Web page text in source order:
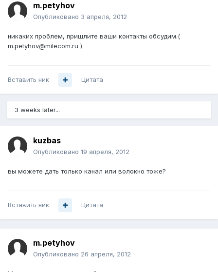
m.petyhov
Опубликовано 3 апреля, 2012
никаких проблем, пришлите ваши контакты обсудим.(
m.petyhov@milecom.ru )
Вставить ник Цитата
3 weeks later...
kuzbas
Опубликовано 19 апреля, 2012
вы можете дать только канал или волокно тоже?
Вставить ник Цитата
m.petyhov
Опубликовано 26 апреля, 2012